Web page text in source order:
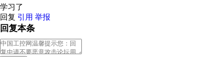
学习了
回复 引用 举报
回复本条